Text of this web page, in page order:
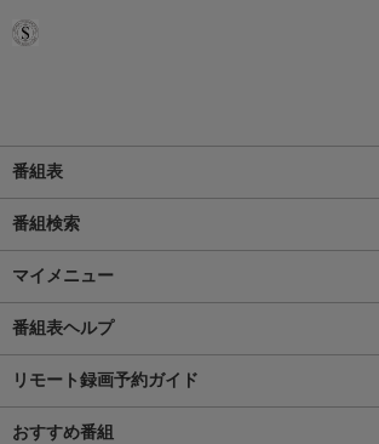
番組表
番組検索
マイメニュー
番組表ヘルプ
リモート録画予約ガイド
おすすめ番組